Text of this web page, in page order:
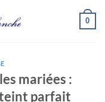
0
mariées :
parfait